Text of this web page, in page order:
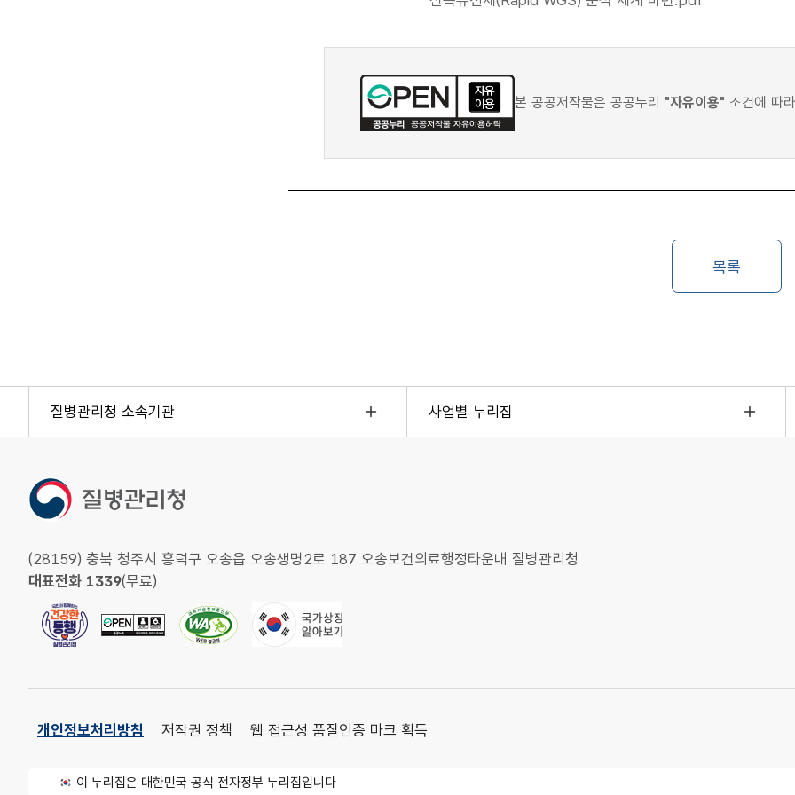
본 공공저작물은 공공누리 "자유이용" 조건에 따
질병관리청 소속기관 사업별 누리집
(28159) 충북 청주시 흥덕구 오송읍 오송생명2로 187 오송보건의료행정타운내 질병관리청
대표전화 1339(무료)
개인정보처리방침 저작권 정책 웹 접근성 품질인증 마크 획득
이 누리집은 대한민국 공식 전자정부 누리집입니다